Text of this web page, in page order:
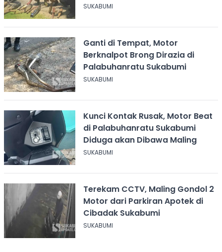
SUKABUMI
Ganti di Tempat, Motor
Berknalpot Brong Dirazia di
Palabuhanratu Sukabumi
SUKABUMI
Kunci Kontak Rusak, Motor Beat
di Palabuhanratu Sukabumi
Diduga akan Dibawa Maling
SUKABUMI
Terekam CCTV, Maling Gondol 2
Motor dari Parkiran Apotek di
Cibadak Sukabumi
SUKABUMI